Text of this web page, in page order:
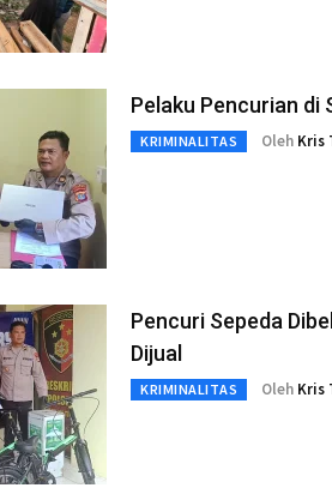
Pelaku Pencurian di
KRIMINALITAS Oleh Kris
Pencuri Sepeda
Dijual
KRIMINALITAS Oleh Kris